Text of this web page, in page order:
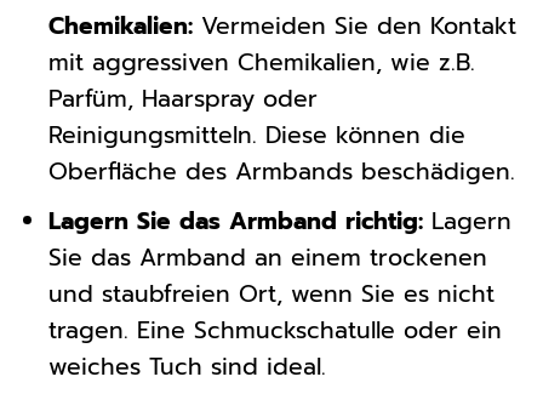
Chemikalien:Vermeiden Sie den Kontakt
mit aggressiven Chemikalien, wie z.B.
Parfüm, Haarspray oder
Reinigungsmitteln. Diese können die
Oberfläche des Armbands beschädigen.
Lagern Sie das Armband richtig:Lagern
Sie das Armband an einem trockenen
und staubfreien Ort, wenn Sie es nicht
tragen. Eine Schmuckschatulle oder ein
weiches Tuch sind ideal.